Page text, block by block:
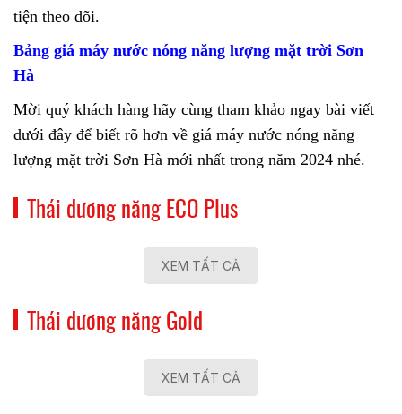
tiện theo dõi.
Bảng giá máy nước nóng năng lượng mặt trời Sơn
Hà
Mời quý khách hàng hãy cùng tham khảo ngay bài viết
dưới đây để biết rõ hơn về giá máy nước nóng năng
lượng mặt trời Sơn Hà mới nhất trong năm 2024 nhé.
Thái dương năng ECO Plus
XEM TẤT CẢ
Thái dương năng Gold
XEM TẤT CẢ